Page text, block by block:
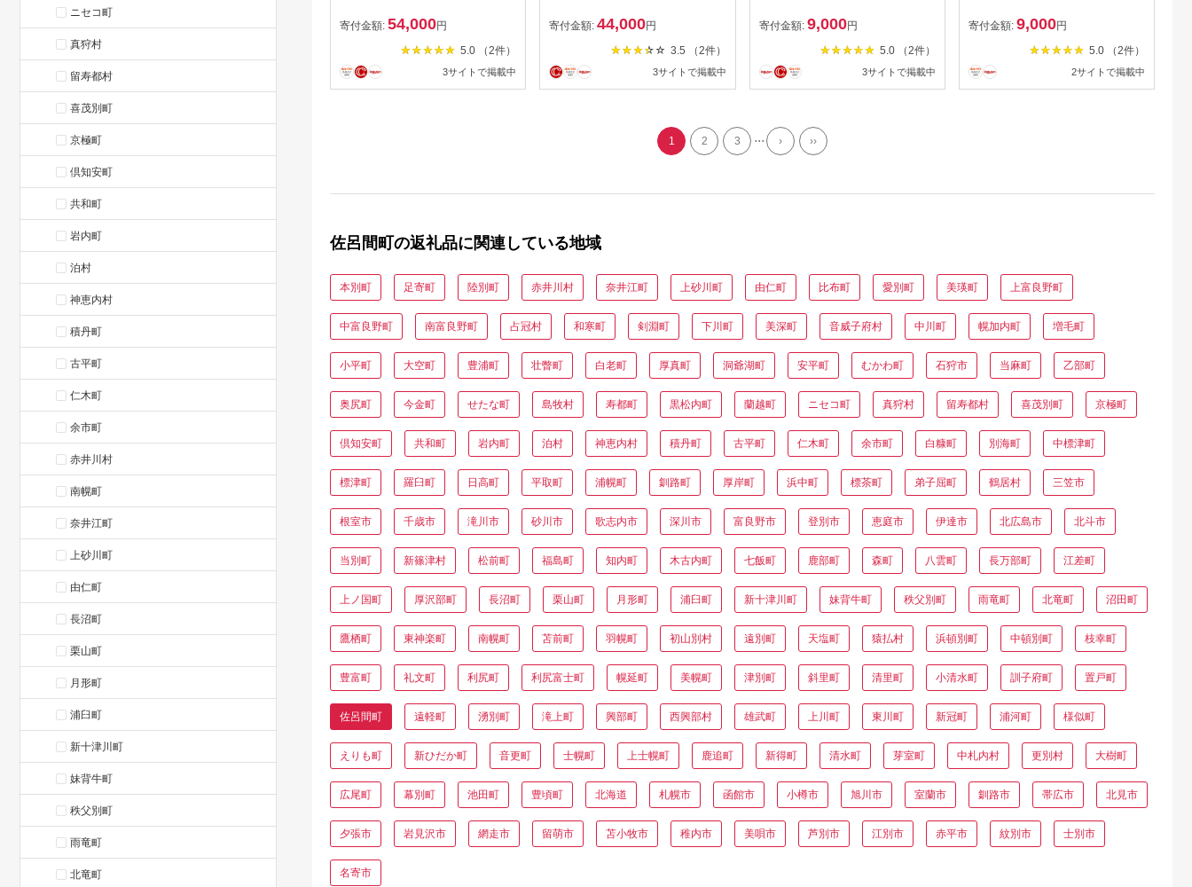
ニセコ町
真狩村
留寿都村
喜茂別町
京極町
倶知安町
共和町
岩内町
泊村
神恵内村
積丹町
古平町
仁木町
余市町
赤井川村
南幌町
奈井江町
上砂川町
由仁町
長沼町
栗山町
月形町
浦臼町
新十津川町
妹背牛町
秩父別町
雨竜町
北竜町
デーケーキ アップルパイ
プリン チョコチーズ 定期
便 北海道 佐呂間町 送料無
料 】 SRMJ064
寄付金額: 54,000円
5.0 （2件）
3サイトで掲載中
そば 蕎麦 ソバ 十割そば 十
割ソバ 十割蕎麦 北海道 佐
呂間町 送料無料 】
SRMI021
寄付金額:44,000円
3.5 （2件）
3サイトで掲載中
すめ ランキング 穀物 麦 大
麦 もち麦 餅麦 モチ麦 ムギ
食物繊維 もち麦ごはん 北
海道 佐呂間町 送料無料 】
寄付金額: 9,000円
5.0 （2件）
3サイトで掲載中
グ 野菜 玉ねぎ タマネギ た
まねぎ おいしい 美味しい
新鮮 北海道 佐呂間町 送料
無料 】 SRMM019
寄付金額: 9,000円
5.0 （2件）
2サイトで掲載中
1 2 3 ... › ››
佐呂間町の返礼品に関連している地域
本別町 足寄町 陸別町 赤井川村 奈井江町 上砂川町 由仁町 比布町 愛別町 美瑛町 上富良野町
中富良野町 南富良野町 占冠村 和寒町 剣淵町 下川町 美深町 音威子府村 中川町 幌加内町 増毛町
小平町 大空町 豊浦町 壮瞥町 白老町 厚真町 洞爺湖町 安平町 むかわ町 石狩市 当麻町 乙部町
奥尻町 今金町 せたな町 島牧村 寿都町 黒松内町 蘭越町 ニセコ町 真狩村 留寿都村 喜茂別町 京極町
倶知安町 共和町 岩内町 泊村 神恵内村 積丹町 古平町 仁木町 余市町 白糠町 別海町 中標津町
標津町 羅臼町 日高町 平取町 浦幌町 釧路町 厚岸町 浜中町 標茶町 弟子屈町 鶴居村 三笠市
根室市 千歳市 滝川市 砂川市 歌志内市 深川市 富良野市 登別市 恵庭市 伊達市 北広島市 北斗市
当別町 新篠津村 松前町 福島町 知内町 木古内町 七飯町 鹿部町 森町 八雲町 長万部町 江差町
上ノ国町 厚沢部町 長沼町 栗山町 月形町 浦臼町 新十津川町 妹背牛町 秩父別町 雨竜町 北竜町 沼田町
鷹栖町 東神楽町 南幌町 苫前町 羽幌町 初山別村 遠別町 天塩町 猿払村 浜頓別町 中頓別町 枝幸町
豊富町 礼文町 利尻町 利尻富士町 幌延町 美幌町 津別町 斜里町 清里町 小清水町 訓子府町 置戸町
佐呂間町 遠軽町 湧別町 滝上町 興部町 西興部村 雄武町 上川町 東川町 新冠町 浦河町 様似町
えりも町 新ひだか町 音更町 士幌町 上士幌町 鹿追町 新得町 清水町 芽室町 中札内村 更別村 大樹町
広尾町 幕別町 池田町 豊頃町 北海道 札幌市 函館市 小樽市 旭川市 室蘭市 釧路市 帯広市 北見市
夕張市 岩見沢市 網走市 留萌市 苫小牧市 稚内市 美唄市 芦別市 江別市 赤平市 紋別市 士別市
名寄市